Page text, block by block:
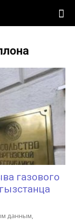
газового
данным,